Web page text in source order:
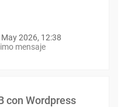
2026, 12:38
mensaje
con Wordpress